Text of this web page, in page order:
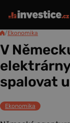
/Ekonomika
V
spalovat
Ekonomika